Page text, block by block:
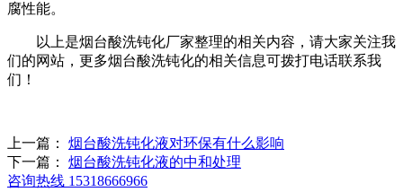
腐性能。
以上是烟台酸洗钝化厂家整理的相关内容，请大家关注我
们的网站，更多烟台酸洗钝化的相关信息可拨打电话联系我
们！
上一篇： 烟台酸洗钝化液对环保有什么影响
下一篇： 烟台酸洗钝化液的中和处理
咨询热线 15318666966